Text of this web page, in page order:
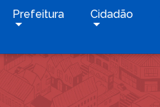
Prefeitura Cidadão